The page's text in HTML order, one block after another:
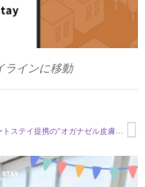
ラインに移動
ハートステイ提携の”オガナゼル皮膚科”で肌管理がいつでも割引価格で！